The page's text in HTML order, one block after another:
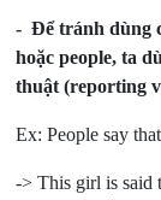
- Để tránh dùng
hoặc people, ta
thuật (reporting
Ex: People say
-> This girl is said